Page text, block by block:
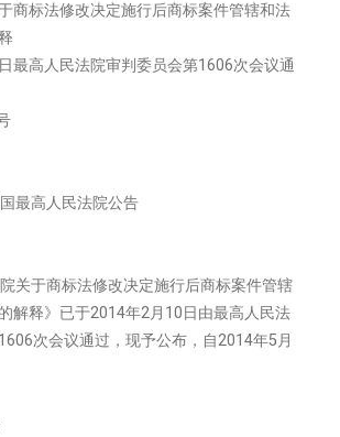
商标法修改决定施行后商标案件管辖和法
最高人民法院审判委员会第1606次会议通
最高人民法院公告
关于商标法修改决定施行后商标案件管辖
解释》已于2014年2月10日由最高人民法
次会议通过，现予公布，自2014年5月